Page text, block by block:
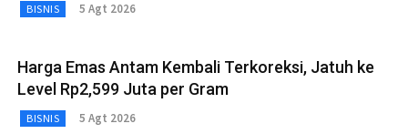
BISNIS 5 Agt 2026
Harga Emas Antam Kembali Terkoreksi, Jatuh ke
Level Rp2,599 Juta per Gram
BISNIS 5 Agt 2026